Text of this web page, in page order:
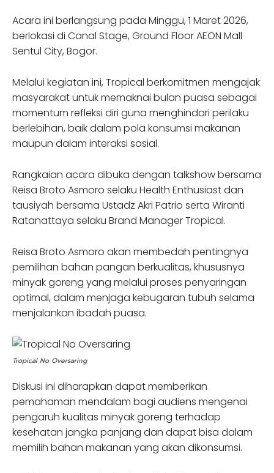
Acara ini berlangsung pada Minggu, 1 Maret 2026,
berlokasi di Canal Stage, Ground Floor AEON Mall
Sentul City, Bogor.
Melalui kegiatan ini, Tropical berkomitmen mengajak
masyarakat untuk memaknai bulan puasa sebagai
momentum refleksi diri guna menghindari perilaku
berlebihan, baik dalam pola konsumsi makanan
maupun dalam interaksi sosial.
Rangkaian acara dibuka dengan talkshow bersama
Reisa Broto Asmoro selaku Health Enthusiast dan
tausiyah bersama Ustadz Akri Patrio serta Wiranti
Ratanattaya selaku Brand Manager Tropical.
Reisa Broto Asmoro akan membedah pentingnya
pemilihan bahan pangan berkualitas, khususnya
minyak goreng yang melalui proses penyaringan
optimal, dalam menjaga kebugaran tubuh selama
menjalankan ibadah puasa.
Tropical No Oversaring
Diskusi ini diharapkan dapat memberikan
pemahaman mendalam bagi audiens mengenai
pengaruh kualitas minyak goreng terhadap
kesehatan jangka panjang dan dapat bisa dalam
memilih bahan makanan yang akan dikonsumsi.